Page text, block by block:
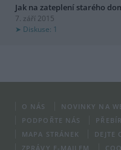
Jak na zateplení starého
7. září 2015
Diskuse: 1
O NÁS NOVINKY NA
PODPOŘTE NÁS
MAPA STRÁNEK
DEJTE
ZPRÁVY E-MAILEM